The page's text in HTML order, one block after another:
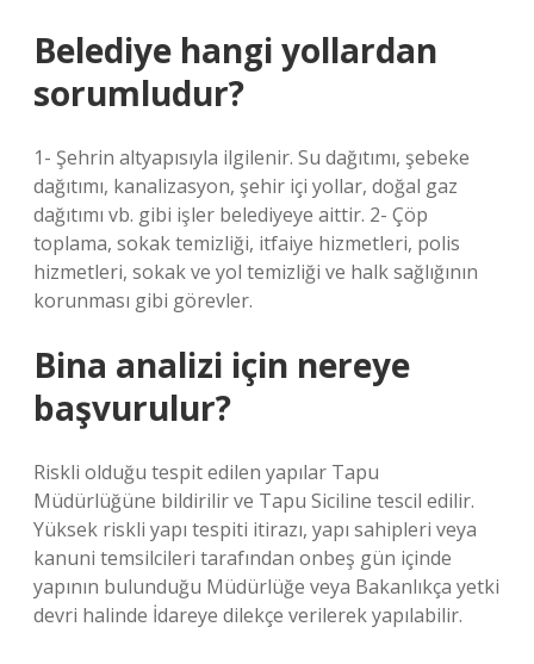
Belediye hangi yollardan
sorumludur?
1- Şehrin altyapısıyla ilgilenir. Su dağıtımı, şebeke
dağıtımı, kanalizasyon, şehir içi yollar, doğal gaz
dağıtımı vb. gibi işler belediyeye aittir. 2- Çöp
toplama, sokak temizliği, itfaiye hizmetleri, polis
hizmetleri, sokak ve yol temizliği ve halk sağlığının
korunması gibi görevler.
Bina analizi için nereye
başvurulur?
Riskli olduğu tespit edilen yapılar Tapu
Müdürlüğüne bildirilir ve Tapu Siciline tescil edilir.
Yüksek riskli yapı tespiti itirazı, yapı sahipleri veya
kanuni temsilcileri tarafından onbeş gün içinde
yapının bulunduğu Müdürlüğe veya Bakanlıkça yetki
devri halinde İdareye dilekçe verilerek yapılabilir.